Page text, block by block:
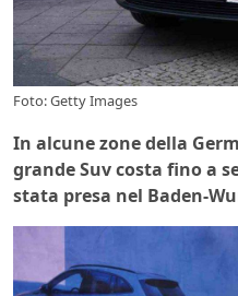
Foto: Getty Images
In alcune zone della
grande Suv costa fino a
stata presa nel Baden-